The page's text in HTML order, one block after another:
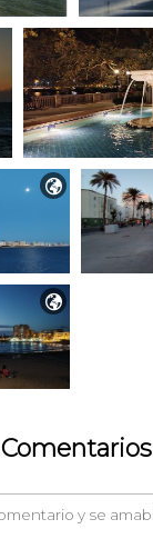


Comentarios